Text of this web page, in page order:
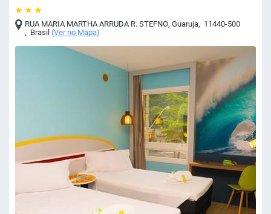
RUA MARIA MARTHA ARRUDA R. STEFNO,Guaruja, 11440-500
, Brasil (Ver no Mapa)